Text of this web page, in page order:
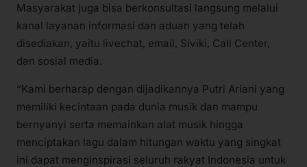
Masyarakat juga bisa berkonsultasi langsung melalui
kanal layanan informasi dan aduan yang telah
disediakan, yaitu livechat, email, Siviki, Call Center,
dan sosial media.
“Kami berharap dengan dijadikannya Putri Ariani yang
memiliki kecintaan pada dunia musik dan mampu
bernyanyi serta memainkan alat musik hingga
menciptakan lagu dalam hitungan waktu yang singkat
ini dapat menginspirasi seluruh rakyat Indonesia untuk